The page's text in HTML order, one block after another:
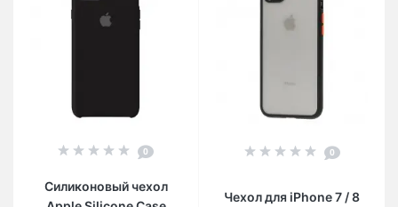
0
Силиконовый чехол
0
Чехол для iPhone 7 / 8